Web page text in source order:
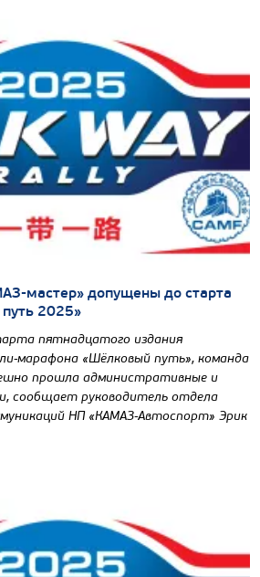
мастер» допущены до старта
2025»
пятнадцатого издания
марафона «Шёлковый путь», команда
прошла административные и
сообщает руководитель отдела
НП «КАМАЗ-Автоспорт» Эрик